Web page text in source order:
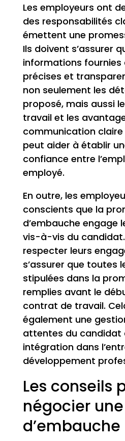
Les employeurs ont
des responsabilités
émettent une
Ils doivent s’assurer
informations
précises et
non seulement les
proposé, mais aussi
travail et les
communication
peut aider à établir
confiance entre
employé.
En outre, les
conscients que la
d’embauche engage
vis-à-vis du
respecter leurs
s’assurer que toutes
stipulées dans la
remplies avant le
contrat de travail.
également une
attentes du candidat
intégration dans
développement
Les conseils
négocier
d’embauche